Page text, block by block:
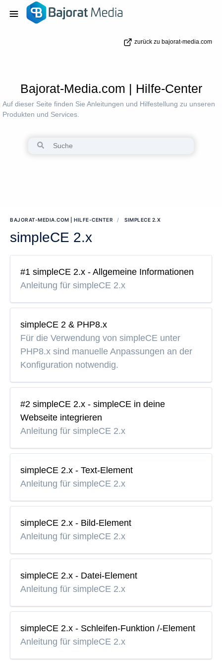
zurück zu bajorat-media.com
Bajorat-Media.com | Hilfe-Center
Auf dieser Seite finden Sie Anleitungen und Hilfestellung zu unseren
Produkten und Services.
BAJORAT-MEDIA.COM | HILFE-CENTER SIMPLECE 2.X
simpleCE 2.x
#1 simpleCE 2.x - Allgemeine Informationen
Anleitung für simpleCE 2.x
simpleCE 2 & PHP8.x
Für die Verwendung von simpleCE unter
PHP8.x sind manuelle Anpassungen an der
Konfiguration notwendig.
#2 simpleCE 2.x - simpleCE in deine
Webseite integrieren
Anleitung für simpleCE 2.x
simpleCE 2.x - Text-Element
Anleitung für simpleCE 2.x
simpleCE 2.x - Bild-Element
Anleitung für simpleCE 2.x
simpleCE 2.x - Datei-Element
Anleitung für simpleCE 2.x
simpleCE 2.x - Schleifen-Funktion /-Element
Anleitung für simpleCE 2.x